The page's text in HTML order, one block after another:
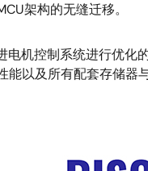
架构的无缝迁移。
机控制系统进行优化的
以及所有配套存储